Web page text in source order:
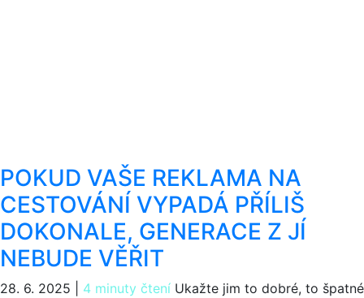
POKUD VAŠE REKLAMA NA
CESTOVÁNÍ VYPADÁ PŘÍLIŠ
DOKONALE, GENERACE Z JÍ
NEBUDE VĚŘIT
28. 6. 2025 4 minuty čtení Ukažte jim to dobré, to špatné